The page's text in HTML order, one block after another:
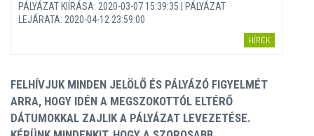
PÁLYÁZAT KIÍRÁSA: 2020-03-07 15:39:35 | PÁLYÁZAT
LEJÁRATA: 2020-04-12 23:59:00
HÍREK
FELHÍVJUK MINDEN JELÖLŐ ÉS PÁLYÁZÓ FIGYELMÉT
ARRA, HOGY IDÉN A MEGSZOKOTTÓL ELTÉRŐ
DÁTUMOKKAL ZAJLIK A PÁLYÁZAT LEVEZETÉSE.